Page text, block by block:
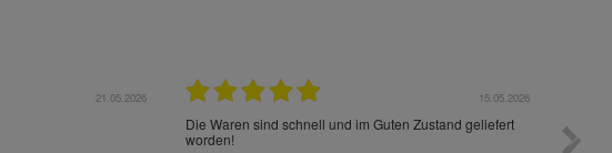
21.05.2026 15.05.2026
Die Waren sind schnell und im Guten Zustand geliefert
worden!